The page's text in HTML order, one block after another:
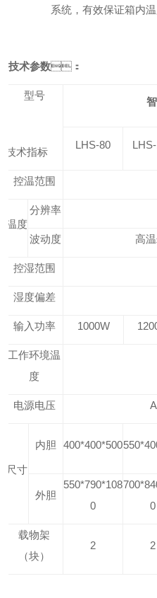
系统，有效保证箱内温
技术参数：
型号
技术指标
LHS-80
控温范围
温度
分辨率
波动度 高
控湿范围
湿度偏差
输入功率 1000W
工作环境温
度
电源电压
尺寸
内胆 400*400*500
外胆
550*790*108
0
0
载物架
（块）
2 2